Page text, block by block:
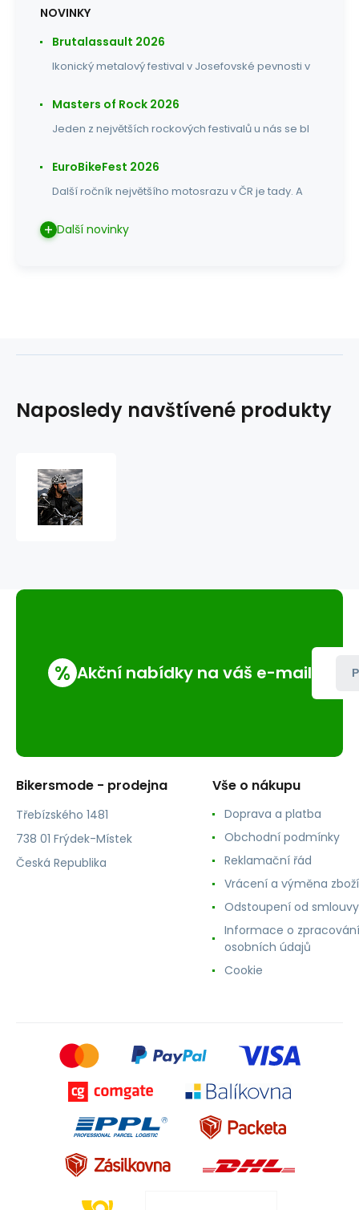
NOVINKY
Brutalassault 2026
Ikonický metalový festival v Josefovské pevnosti v
Masters of Rock 2026
Jeden z největších rockových festivalů u nás se bl
EuroBikeFest 2026
Další ročník největšího motosrazu v ČR je tady. A
Další novinky
Naposledy navštívené produkty
% Akční nabídky na váš e-mail
Bikersmode - prodejna
Třebízského 1481
738 01 Frýdek-Místek
Česká Republika
Vše o nákupu
Doprava a platba
Obchodní podmínky
Reklamační řád
Vrácení a výměna zboží
Odstoupení od smlouvy
Informace o zpracování
osobních údajů
Cookie